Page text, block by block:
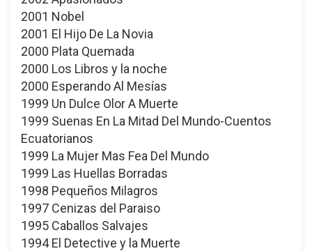
2001 Nobel
2001 El Hijo De La Novia
2000 Plata Quemada
2000 Los Libros y la noche
2000 Esperando Al Mesías
1999 Un Dulce Olor A Muerte
1999 Suenas En La Mitad Del Mundo-Cuentos
Ecuatorianos
1999 La Mujer Mas Fea Del Mundo
1999 Las Huellas Borradas
1998 Pequeños Milagros
1997 Cenizas del Paraiso
1995 Caballos Salvajes
1994 El Detective y la Muerte